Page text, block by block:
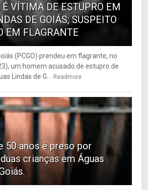
VÍTIMA DE ESTUPRO EM
DE GOIÁS; SUSPEITO
EM FLAGRANTE
(PCGO) prendeu em flagrante, no
um homem acusado de estupro de
Lindas de G...
Readmore
50 anos é preso por
crianças em Águas